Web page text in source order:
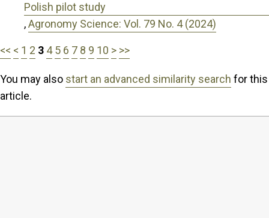
Polish pilot study
,Agronomy Science: Vol. 79 No. 4 (2024)
<< < 1 2 3 4 5 6 7 8 9 10 > >>
You may also start an advanced similarity search for this
article.